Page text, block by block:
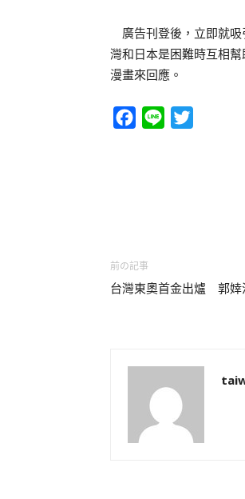
廣告刊登後，立即就吸
灣和日本是困難時互相
漫畫來回應。
Facebook
Line
前の記事
台灣東奧首金出爐 郭婞